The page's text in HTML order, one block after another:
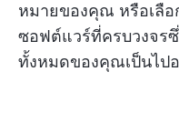
หมายของคุณ หรือเลือ
ซอฟต์แวร์ที่ครบวงจร
ทั้งหมดของคุณเป็นไป